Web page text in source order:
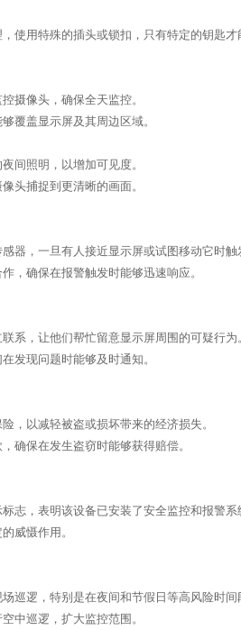
使用特殊的插头或锁扣，只有特定的钥匙才
摄像头，确保全天监控。
覆盖显示屏及其周边区域。
间照明，以增加可见度。
头捕捉到更清晰的画面。
器，一旦有人接近显示屏或试图移动它时触
，确保在报警触发时能够迅速响应。
系，让他们帮忙留意显示屏周围的可疑行为
发现问题时能够及时通知。
，以减轻被盗或损坏带来的经济损失。
确保在发生盗窃时能够获得赔偿。
志，表明该设备已安装了安全监控和报警系
威慑作用。
巡逻，特别是在夜间和节假日等高风险时间
中巡逻，扩大监控范围。